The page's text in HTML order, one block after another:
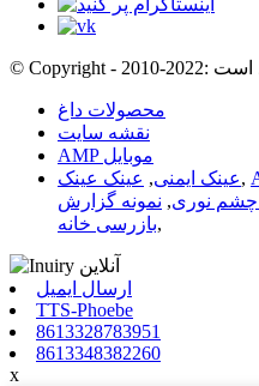
محصولات داغ
نقشه سایت
AMP موبایل
عینک ایمنی, عینک عینک ,
نوری, نمونه گزارش
بازرسی خانه,
ارسال ایمیل
TTS-Phoebe
8613328783951
8613348382260
x